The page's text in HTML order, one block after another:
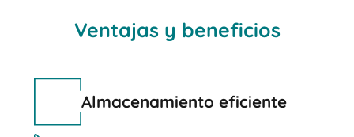
Ventajas y beneficios
Almacenamiento eficiente